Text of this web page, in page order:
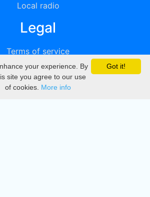
Local radio
Legal
Terms of service
Privacy
DMCA
Got it!
your experience. By
site you agree to our use
of cookies. More info